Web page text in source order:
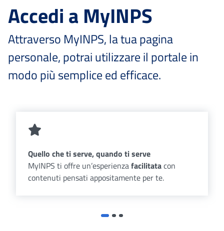
Accedi a MyINPS
Attraverso MyINPS, la tua pagina
personale, potrai utilizzare il portale in
modo più semplice ed efficace.
Quello che ti serve, quando ti serve
MyINPS ti offre un’esperienzafacilitatacon
contenuti pensati appositamente per te.